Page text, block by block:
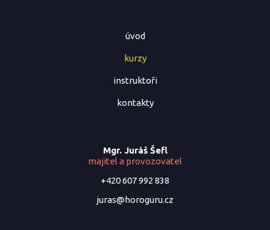
úvod
kurzy
instruktoři
kontakty
Mgr. Juráš Šefl
majitel a provozovatel
+420 607 992 838
juras@horoguru.cz